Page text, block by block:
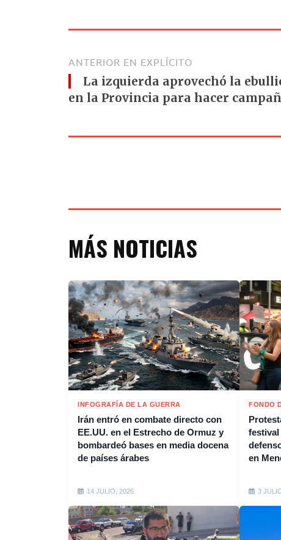
ANTERIOR EN EXPLÍCITO
La izquierda aprovechó la
en la Provincia para hacer
MÁS NOTICIAS
INFOGRAFÍA DE LA GUERRA
Irán entró en combate directo con
EE.UU. en el Estrecho de Ormuz y
bombardeó bases en media docena
de países árabes
14 JULIO, 2026
FONDO
en
3